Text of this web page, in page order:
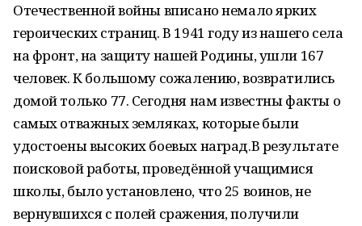
Отечественной войны вписано немало ярких
героических страниц. В 1941 году из нашего села
на фронт, на защиту нашей Родины, ушли 167
человек. К большому сожалению, возвратились
домой только 77. Сегодня нам известны факты о
самых отважных земляках, которые были
удостоены высоких боевых наград.В результате
поисковой работы, проведённой учащимися
школы, было установлено, что 25 воинов, не
вернувшихся с полей сражения, получили